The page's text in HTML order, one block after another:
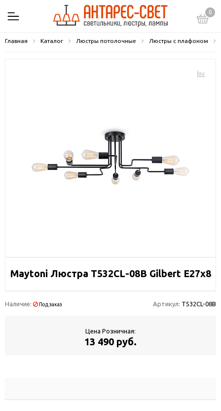
0
Главная Каталог Люстры потолочные Люстры с плафоном
Maytoni Люстра T532CL-08B Gilbert E27х8
Наличие: Под заказ Артикул: T532CL-08B
Цена Розничная:
13 490 руб.